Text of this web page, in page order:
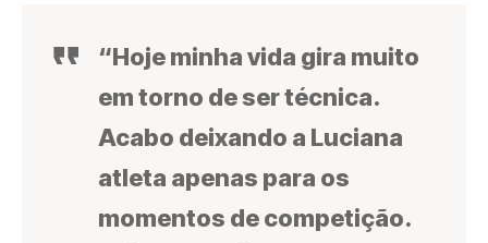
“Hoje minha vida gira muito
em torno de ser técnica.
Acabo deixando a Luciana
atleta apenas para os
momentos de competição.